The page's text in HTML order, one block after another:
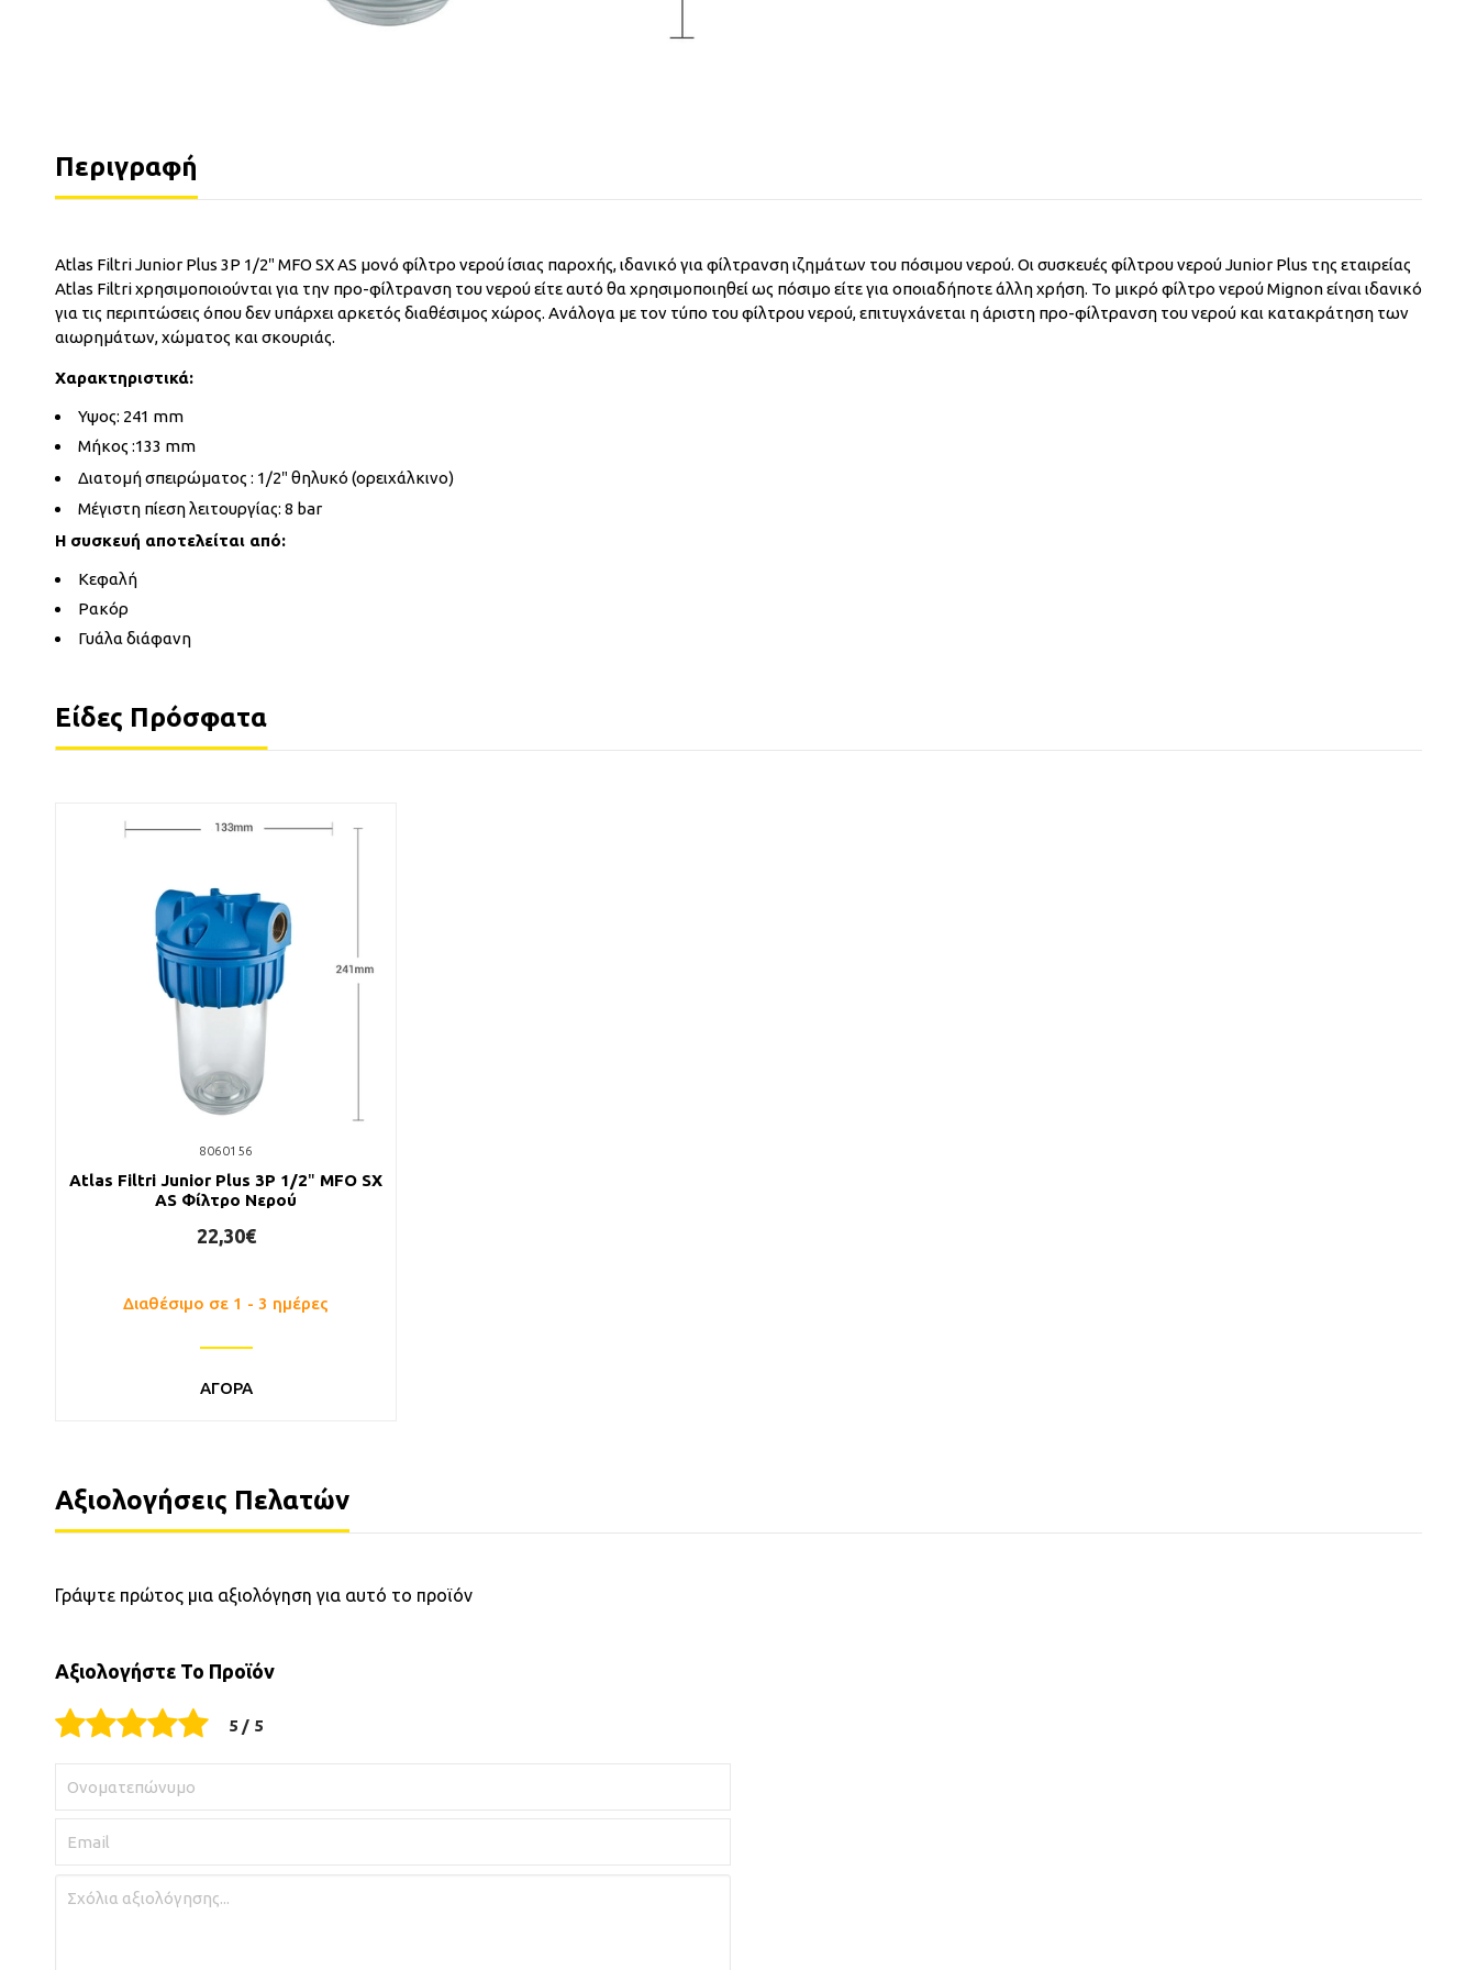
Περιγραφή
Atlas Filtri Junior Plus 3P 1/2″ MFO SX AS μονό φίλτρο νερού ίσιας παροχής, ιδανικό για φίλτρανση ιζημάτων του πόσιμου νερού. Οι συσκευές φίλτρου νερού Junior Plus της εταιρείας
Atlas Filtri χρησιμοποιούνται για την προ-φίλτρανση του νερού είτε αυτό θα χρησιμοποιηθεί ως πόσιμο είτε για οποιαδήποτε άλλη χρήση. Το μικρό φίλτρο νερού Mignon είναι ιδανικό
για τις περιπτώσεις όπου δεν υπάρχει αρκετός διαθέσιμος χώρος. Ανάλογα με τον τύπο του φίλτρου νερού, επιτυγχάνεται η άριστη προ-φίλτρανση του νερού και κατακράτηση των
αιωρημάτων, χώματος και σκουριάς.
Χαρακτηριστικά:
Υψος: 241 mm
Μήκος :133 mm
Διατομή σπειρώματος : 1/2″ θηλυκό (ορειχάλκινο)
Μέγιστη πίεση λειτουργίας: 8 bar
Η συσκευή αποτελείται από:
Κεφαλή
Ρακόρ
Γυάλα διάφανη
Είδες Πρόσφατα
8060156
Atlas Filtri Junior Plus 3P 1/2″ MFO SX
AS Φίλτρο Νερού
22,30€
Διαθέσιμο σε 1 - 3 ημέρες
ΑΓΟΡΑ
Αξιολογήσεις Πελατών
Γράψτε πρώτος μια αξιολόγηση για αυτό το προϊόν
Αξιολογήστε Το Προϊόν